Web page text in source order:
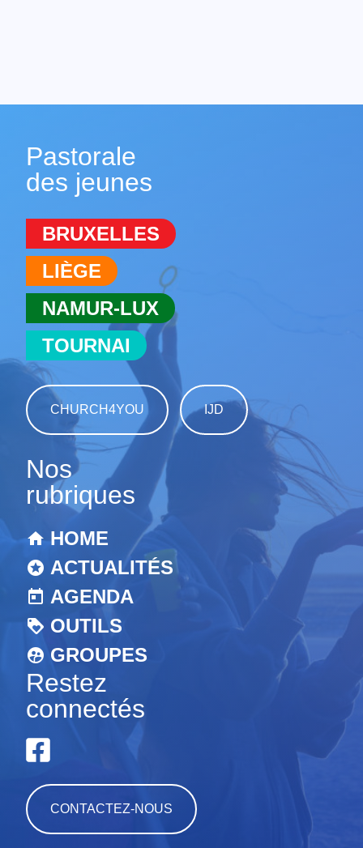
Pastorale
des jeunes
BRUXELLES
LIÈGE
NAMUR-LUX
TOURNAI
CHURCH4YOU IJD
Nos
rubriques
HOME
ACTUALITÉS
AGENDA
OUTILS
GROUPES
Restez
connectés
CONTACTEZ-NOUS